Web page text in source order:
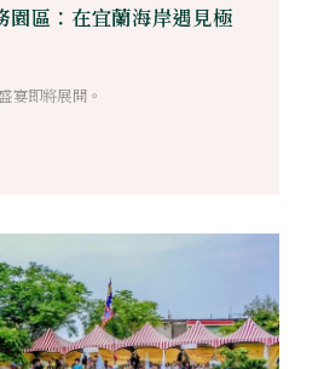
園區：在宜蘭海岸遇見極
宴即將展開。